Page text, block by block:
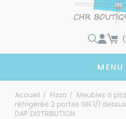
MENU
Accueil / Pizza / Meubles à
réfrigérée 2 portes GN 1/1
DAP DISTRIBUTION